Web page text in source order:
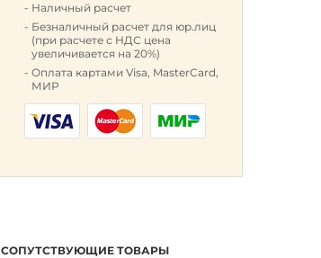
Наличный расчет
Безналичный расчет для юр.лиц
(при расчете с НДС цена
увеличивается на 20%)
Оплата картами Visa, MasterCard,
МИР
СОПУТСТВУЮЩИЕ ТОВАРЫ